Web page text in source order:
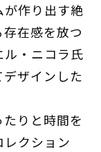
作り出す絶
在感を放つ
・ニコラ氏
ザインした
りと時間を
クション